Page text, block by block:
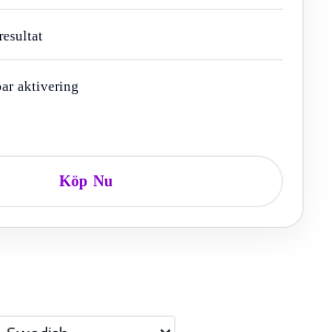
aktivering
Köp Nu